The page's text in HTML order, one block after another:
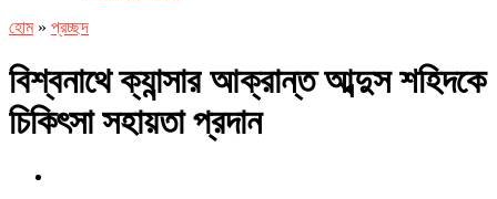
হোম» প্রচ্ছদ
বিশ্বনাথে ক্যান্সার আক্রান্ত আব্দুস শহিদকে
চিকিৎসা সহায়তা প্রদান